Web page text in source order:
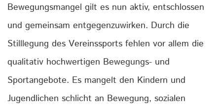
Bewegungsmangel gilt es nun aktiv, entschlossen
und gemeinsam entgegenzuwirken. Durch die
Stilllegung des Vereinssports fehlen vor allem die
qualitativ hochwertigen Bewegungs- und
Sportangebote. Es mangelt den Kindern und
Jugendlichen schlicht an Bewegung, sozialen